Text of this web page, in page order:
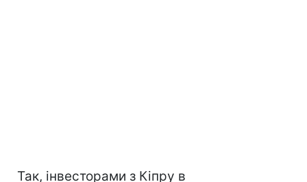
Так, інвесторами з Кіпру в